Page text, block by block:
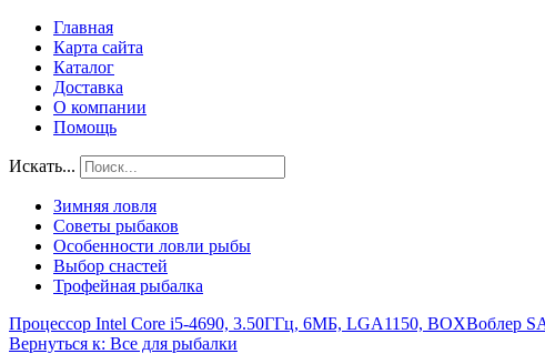
Главная
Карта сайта
Каталог
Доставка
О компании
Помощь
Искать...
Зимняя ловля
Советы рыбаков
Особенности ловли рыбы
Выбор снастей
Трофейная рыбалка
Процессор Intel Core i5-4690, 3.50ГГц, 6МБ, LGA1150, BOXВоблер
Вернуться к: Все для рыбалки